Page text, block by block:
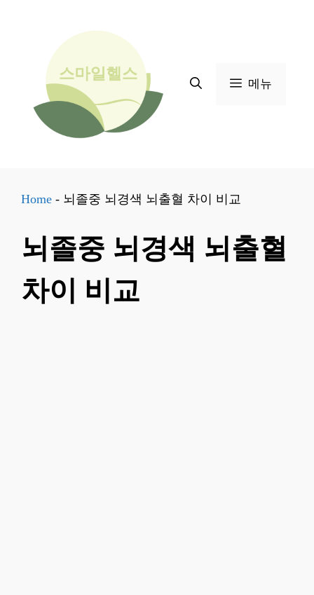
메뉴
Home - 뇌졸중 뇌경색 뇌출혈 차이 비교
뇌졸중 뇌경색 뇌출혈
차이 비교